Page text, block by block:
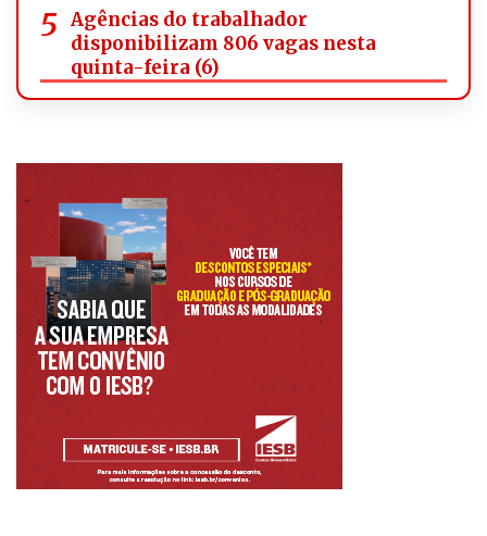
Agências do trabalhador
disponibilizam 806 vagas nesta
quinta-feira (6)